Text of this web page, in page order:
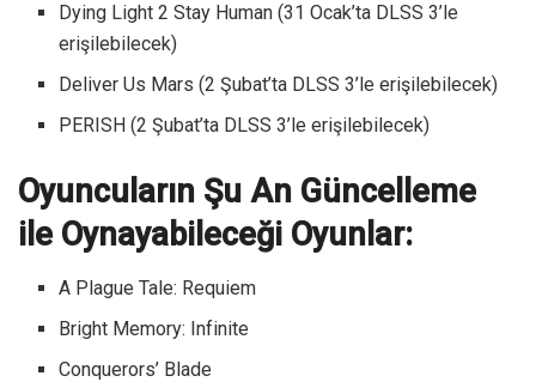
Dying Light 2 Stay Human (31 Ocak’ta DLSS 3’le
erişilebilecek)
Deliver Us Mars (2 Şubat’ta DLSS 3’le erişilebilecek)
PERISH (2 Şubat’ta DLSS 3’le erişilebilecek)
Oyuncuların Şu An Güncelleme
ile Oynayabileceği Oyunlar:
A Plague Tale: Requiem
Bright Memory: Infinite
Conquerors’ Blade